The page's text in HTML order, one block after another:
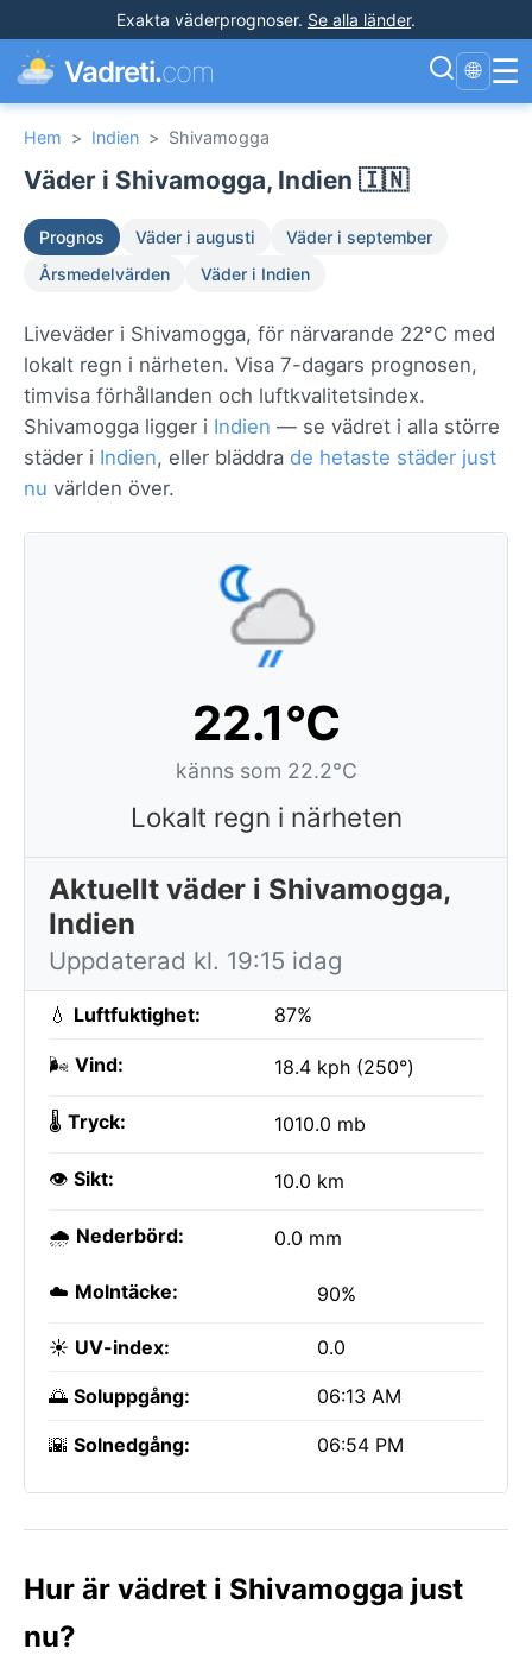
Exakta väderprognoser. Se alla länder.
Vadreti.com 🌐 ☰
Hem > Indien > Shivamogga
Väder i Shivamogga, Indien 🇮🇳
Prognos Väder i augusti
Väder i september
Årsmedelvärden
Väder i Indien
Liveväder i Shivamogga, för närvarande 22°C med
lokalt regn i närheten. Visa 7-dagars prognosen,
timvisa förhållanden och luftkvalitetsindex.
Shivamogga ligger i Indien — se vädret i alla större
städer i Indien, eller bläddra de hetaste städer just
nu världen över.
22.1°C
känns som 22.2°C
Lokalt regn i närheten
Aktuellt väder i Shivamogga,
Indien
Uppdaterad kl. 19:15 idag
💧 Luftfuktighet: 87%
🌬️ Vind: 18.4 kph (250°)
🌡️ Tryck: 1010.0 mb
👁️ Sikt: 10.0 km
🌧️ Nederbörd: 0.0 mm
☁️ Molntäcke: 90%
☀️ UV-index: 0.0
🌅 Soluppgång: 06:13 AM
🌇 Solnedgång: 06:54 PM
Hur är vädret i Shivamogga just
nu?